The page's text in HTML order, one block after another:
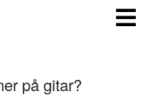
på gitar?